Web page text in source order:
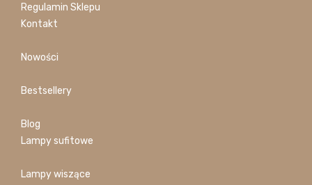
Regulamin Sklepu
Kontakt
Nowości
Bestsellery
Blog
Lampy sufitowe
Lampy wiszące